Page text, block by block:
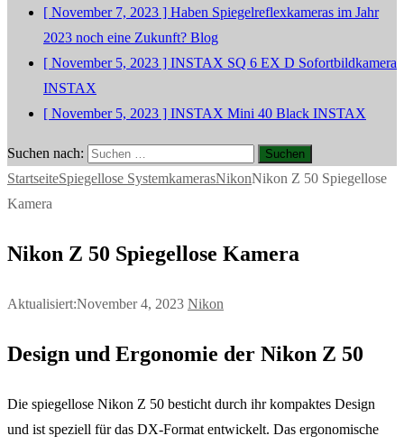
[ November 7, 2023 ] Haben Spiegelreflexkameras im Jahr
2023 noch eine Zukunft? Blog
[ November 5, 2023 ] INSTAX SQ 6 EX D Sofortbildkamera
INSTAX
[ November 5, 2023 ] INSTAX Mini 40 Black INSTAX
Suchen nach:
StartseiteSpiegellose SystemkamerasNikonNikon Z 50 Spiegellose
Kamera
Nikon Z 50 Spiegellose Kamera
Aktualisiert:November 4, 2023 Nikon
Design und Ergonomie der Nikon Z 50
Die spiegellose Nikon Z 50 besticht durch ihr kompaktes Design
und ist speziell für das DX-Format entwickelt. Das ergonomische